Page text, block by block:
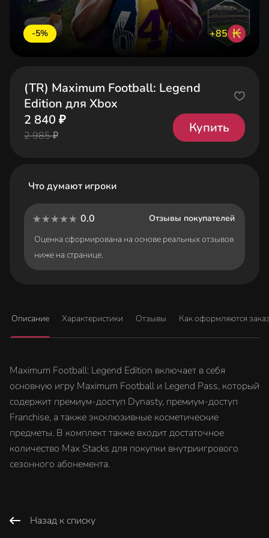
-5% +85 ₭
(TR) Maximum Football: Legend
Edition для Xbox
2 840 ₽
2 985 ₽
Купить
Что думают игроки
0.0
Отзывы покупателей
Оценка сформирована на основе реальных отзывов
ниже на странице.
Описание Характеристики Отзывы Как оформляются
Maximum Football: Legend Edition включает в себя
основную игру Maximum Football и Legend Pass, который
содержит премиум-доступ Dynasty, премиум-доступ
Franchise, а также эксклюзивные косметические
предметы. В комплект также входит достаточное
количество Max Stacks для покупки внутриигрового
сезонного абонемента.
Назад к списку